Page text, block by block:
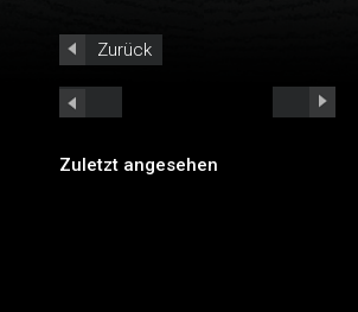
Zurück
Zuletzt angesehen